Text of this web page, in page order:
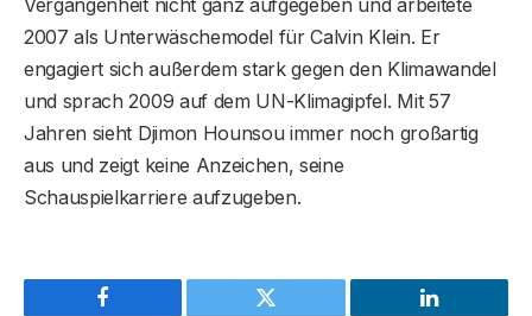
2007 als Unterwäschemodel für Calvin Klein. Er
engagiert sich außerdem stark gegen den Klimawandel
und sprach 2009 auf dem UN-Klimagipfel. Mit 57
Jahren sieht Djimon Hounsou immer noch großartig
aus und zeigt keine Anzeichen, seine
Schauspielkarriere aufzugeben.